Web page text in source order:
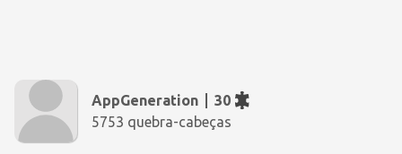
AppGeneration
30
5753 quebra-cabeças